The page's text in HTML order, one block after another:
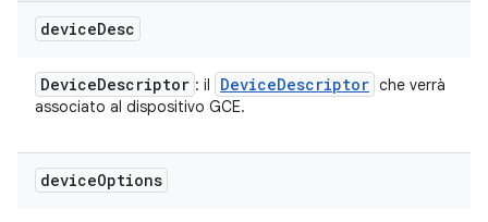
deviceDesc
DeviceDescriptor : il DeviceDescriptor che verrà
associato al dispositivo GCE.
deviceOptions